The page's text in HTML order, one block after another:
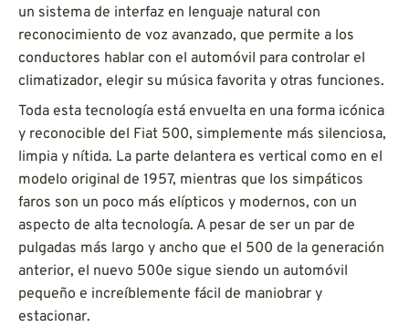
un sistema de interfaz en lenguaje natural con
reconocimiento de voz avanzado, que permite a los
conductores hablar con el automóvil para controlar el
climatizador, elegir su música favorita y otras funciones.
Toda esta tecnología está envuelta en una forma icónica
y reconocible del Fiat 500, simplemente más silenciosa,
limpia y nítida. La parte delantera es vertical como en el
modelo original de 1957, mientras que los simpáticos
faros son un poco más elípticos y modernos, con un
aspecto de alta tecnología. A pesar de ser un par de
pulgadas más largo y ancho que el 500 de la generación
anterior, el nuevo 500e sigue siendo un automóvil
pequeño e increíblemente fácil de maniobrar y
estacionar.